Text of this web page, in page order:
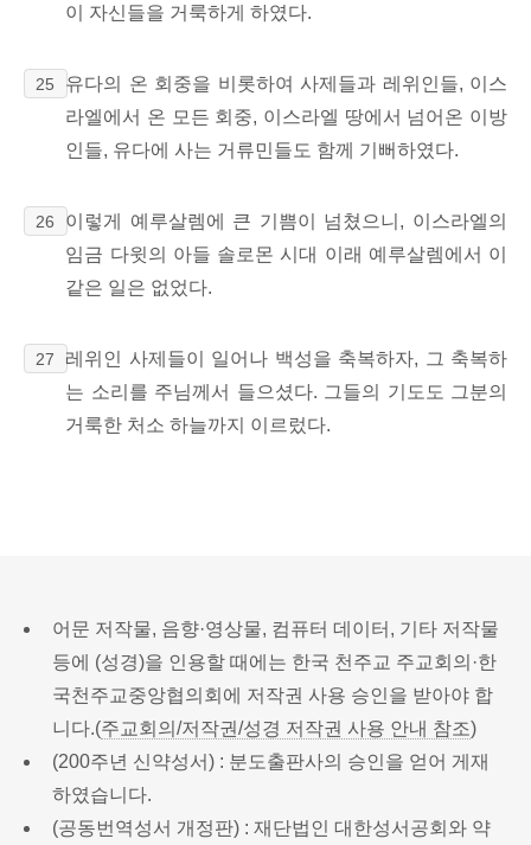
이 자신들을 거룩하게 하였다.
25
유다의 온 회중을 비롯하여 사제들과 레위인들, 이스
라엘에서 온 모든 회중, 이스라엘 땅에서 넘어온 이방
인들, 유다에 사는 거류민들도 함께 기뻐하였다.
26
이렇게 예루살렘에 큰 기쁨이 넘쳤으니, 이스라엘의
임금 다윗의 아들 솔로몬 시대 이래 예루살렘에서 이
같은 일은 없었다.
27 레위인 사제들이 일어나 백성을 축복하자, 그 축복하
는 소리를 주님께서 들으셨다. 그들의 기도도 그분의
거룩한 처소 하늘까지 이르렀다.
어문 저작물, 음향·영상물, 컴퓨터 데이터, 기타 저작물
등에 (성경)을 인용할 때에는 한국 천주교 주교회의·한
국천주교중앙협의회에 저작권 사용 승인을 받아야 합
니다.(주교회의/저작권/성경 저작권 사용 안내 참조)
(200주년 신약성서) : 분도출판사의 승인을 얻어 게재
하였습니다.
(공동번역성서 개정판) : 재단법인 대한성서공회와 약